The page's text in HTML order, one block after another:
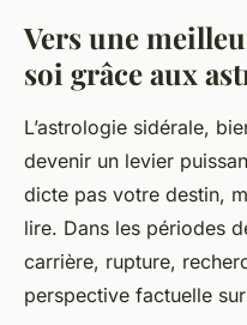
Vers une
soi grâce aux
L’astrologie sidérale,
devenir un levier
dicte pas votre destin,
lire. Dans les périodes
carrière, rupture,
perspective factuelle